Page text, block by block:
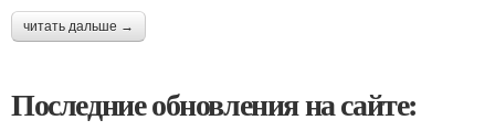
читать дальше →
Последние обновления на сайте: